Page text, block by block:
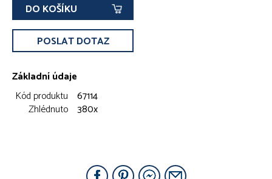
DO KOŠÍKU
POSLAT DOTAZ
Základní údaje
Kód produktu 67114
Zhlédnuto 380x